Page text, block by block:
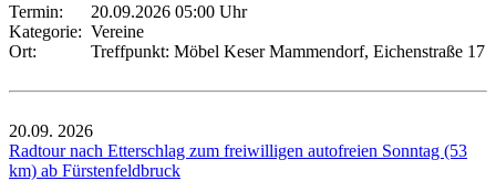
Termin:
20.09.2026 05:00 Uhr
Kategorie: Vereine
Ort:
Treffpunkt: Möbel Keser Mammendorf, Eichenstraße 17
20.09. 2026
Radtour nach Etterschlag zum freiwilligen autofreien Sonntag (53
km) ab Fürstenfeldbruck